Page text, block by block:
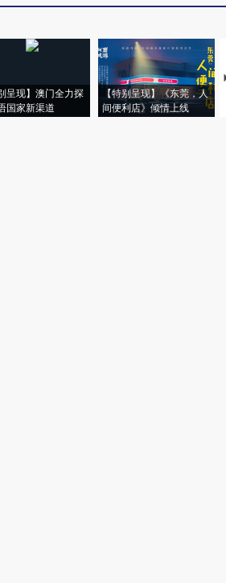
呈现】澳门全力探
国家新渠道
【特别呈现】《东莞，人
间便利店》倾情上线